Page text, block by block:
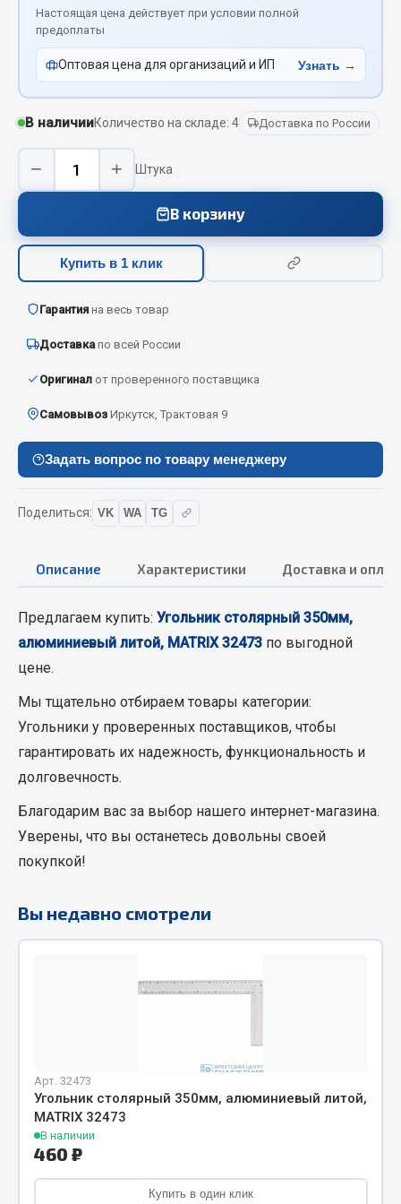
Вымпела
Показать ещё
Весь раздел
Охладжающие жидкости
Технические жидкости
Весь раздел
Болты
Кольца стопорные
Пресс-масленки
Пробки
Хомуты
Соединительные элементы
Camozzi
Адаптеры и переходники
Тройники
Трубки, муфты, гайки
Фитинги
Штуцеры
Инструмент
Автомобильный инструмент
Силовое оборудование
Слесарный инструмент
Столярный инструмент
Настоящая цена действует при условии полной
предоплаты
Оптовая цена для организаций и ИП Узнать →
В наличииКоличество на складе: 4 Доставка по России
− + Штука
В корзину
Купить в 1 клик
Гарантия на весь товар
Доставка по всей России
Оригинал от проверенного поставщика
Самовывоз Иркутск, Трактовая 9
Задать вопрос по товару менеджеру
Поделиться: VK WA TG
Описание Характеристики Доставка и
Предлагаем купить: Угольник столярный 350мм,
алюминиевый литой, MATRIX 32473 по выгодной
цене.
Мы тщательно отбираем товары категории:
Угольники у проверенных поставщиков, чтобы
гарантировать их надежность, функциональность и
долговечность.
Благодарим вас за выбор нашего интернет-магазина.
Уверены, что вы останетесь довольны своей
покупкой!
Вы недавно смотрели
Арт. 32473
Угольник столярный 350мм, алюминиевый литой,
MATRIX 32473
В наличии
460 ₽
Купить в один клик